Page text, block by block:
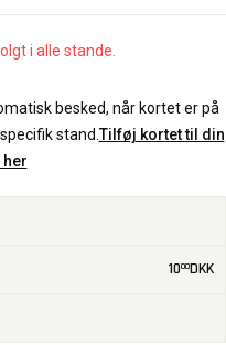
i alle stande.
besked, når kortet er på
stand. Tilføj kortet til din
1000DKK